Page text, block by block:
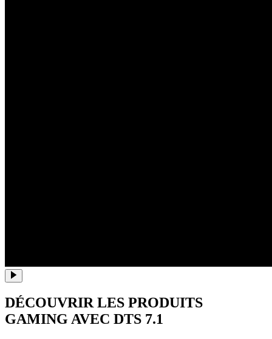
DÉCOUVRIR LES PRODUITS
GAMING AVEC DTS 7.1